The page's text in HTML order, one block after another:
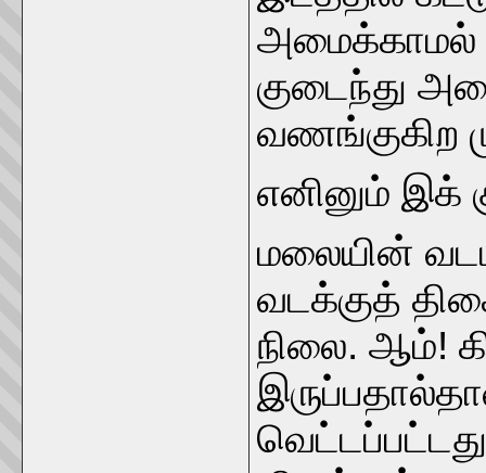
அமைக்காமல்
குடைந்து
வணங்குகிற
எனினும் இக்
மலையின்
வடக்குத்
நிலை. ஆம்!